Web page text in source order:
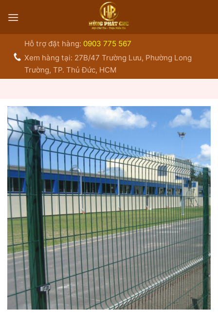
qua
Hỗ trợ đặt hàng: 0903 775 567
Xem hàng tại: 27B/47 Trường Lưu, Phường Long
Trường, TP. Thủ Đức, HCM